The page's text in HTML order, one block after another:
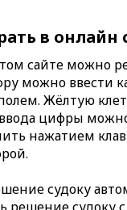
в онлайн
сайте можно
можно ввести
Жёлтую
ввода цифры
нажатием
судоку